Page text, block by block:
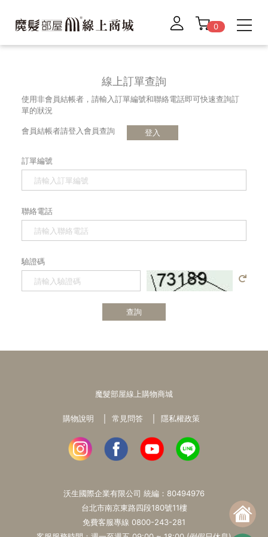
0
線上訂單查詢
使用非會員結帳者，請輸入訂單編號和聯絡電話即可快速查詢訂
單的狀況
會員結帳者請登入會員查詢 登入
訂單編號
聯絡電話
驗證碼
查詢
魔髮部屋線上購物商城
購物說明 常見問答 隱私權政策
沃生國際企業有限公司 統編：80494976
台北市南京東路四段180號11樓
免費客服專線 0800-243-281